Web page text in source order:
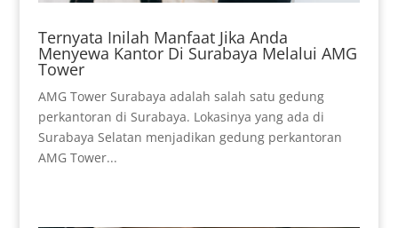
Ternyata Inilah Manfaat Jika Anda
Menyewa Kantor Di Surabaya Melalui AMG
Tower
AMG Tower Surabaya adalah salah satu gedung
perkantoran di Surabaya. Lokasinya yang ada di
Surabaya Selatan menjadikan gedung perkantoran
AMG Tower...